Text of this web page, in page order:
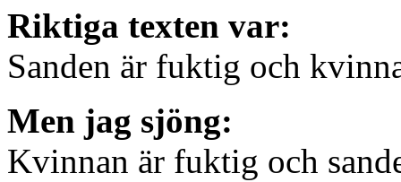
Riktiga texten var:
Sanden är fuktig och
Men jag sjöng:
Kvinnan är fuktig och